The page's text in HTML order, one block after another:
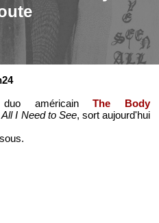
américainThe Body
I Need to See, sort aujourd'hui